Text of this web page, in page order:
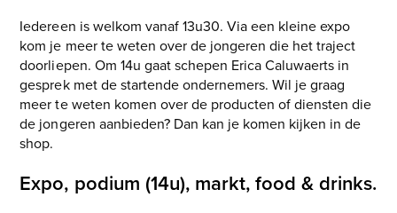
Iedereen is welkom vanaf 13u30. Via een kleine expo
kom je meer te weten over de jongeren die het traject
doorliepen. Om 14u gaat schepen Erica Caluwaerts in
gesprek met de startende ondernemers. Wil je graag
meer te weten komen over de producten of diensten die
de jongeren aanbieden? Dan kan je komen kijken in de
shop.
Expo, podium (14u), markt, food & drinks.